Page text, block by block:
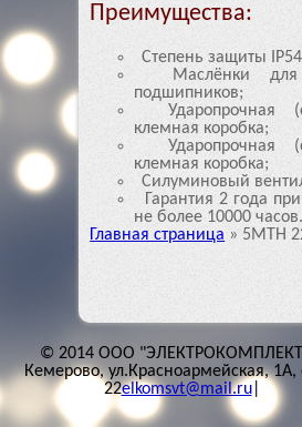
Преимущества:
Степень защиты
Маслёнки
подшипников;
Ударопрочная
клемная коробка;
Ударопрочная
клемная коробка;
Силуминовый
Гарантия 2 года
не более 10000 часов.
Главная страница » 5MTH
© 2014 ООО
Кемерово, ул.Красноармейская, 1А,
22elkomsvt@mail.ru|